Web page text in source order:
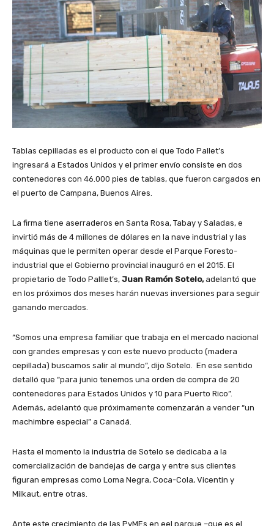
Tablas cepilladas es el producto con el que Todo Pallet’s
ingresará a Estados Unidos y el primer envío consiste en dos
contenedores con 46.000 pies de tablas, que fueron cargados en
el puerto de Campana, Buenos Aires.
La firma tiene aserraderos en Santa Rosa, Tabay y Saladas, e
invirtió más de 4 millones de dólares en la nave industrial y las
máquinas que le permiten operar desde el Parque Foresto-
industrial que el Gobierno provincial inauguró en el 2015. El
propietario de Todo Palllet’s, Juan Ramón Sotelo,adelantó que
en los próximos dos meses harán nuevas inversiones para seguir
ganando mercados.
“Somos una empresa familiar que trabaja en el mercado nacional
con grandes empresas y con este nuevo producto (madera
cepillada) buscamos salir al mundo”, dijo Sotelo. En ese sentido
detalló que “para junio tenemos una orden de compra de 20
contenedores para Estados Unidos y 10 para Puerto Rico”.
Además, adelantó que próximamente comenzarán a vender “un
machimbre especial” a Canadá.
Hasta el momento la industria de Sotelo se dedicaba a la
comercialización de bandejas de carga y entre sus clientes
figuran empresas como Loma Negra, Coca-Cola, Vicentin y
Milkaut, entre otras.
Ante este crecimiento de las PyMEs en eel parque –que es el